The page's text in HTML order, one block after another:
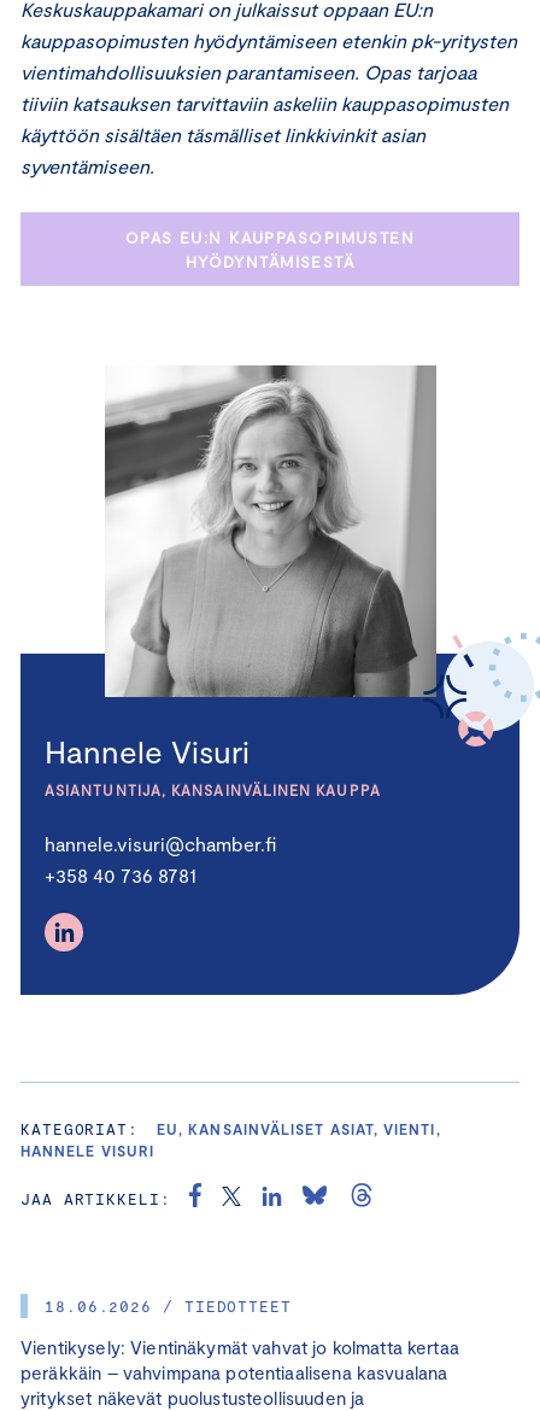
18.06.2026 / TIEDOTTEET
Vientikysely: Vientinäkymät vahvat jo kolmatta kertaa
peräkkäin – vahvimpana potentiaalisena kasvualana
yritykset näkevät puolustusteollisuuden ja
Keskuskauppakamari on julkaissut oppaan EU:n
kauppasopimusten hyödyntämiseen etenkin pk-yritysten
vientimahdollisuuksien parantamiseen. Opas tarjoaa
tiiviin katsauksen tarvittaviin askeliin kauppasopimusten
käyttöön sisältäen täsmälliset linkkivinkit asian
syventämiseen.
OPAS EU:N KAUPPASOPIMUSTEN
HYÖDYNTÄMISESTÄ
Hannele Visuri
ASIANTUNTIJA, KANSAINVÄLINEN KAUPPA
hannele.visuri@chamber.fi
+358 40 736 8781
KATEGORIAT:
EU, KANSAINVÄLISET ASIAT, VIENTI,
HANNELE VISURI
JAA ARTIKKELI: